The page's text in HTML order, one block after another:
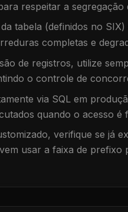
respeitar a segregação
da tabela (definidos no SIX)
completas e
de registros, utilize
o controle de
via SQL em
quando o acesso é
verifique se já
usar a faixa de prefixo